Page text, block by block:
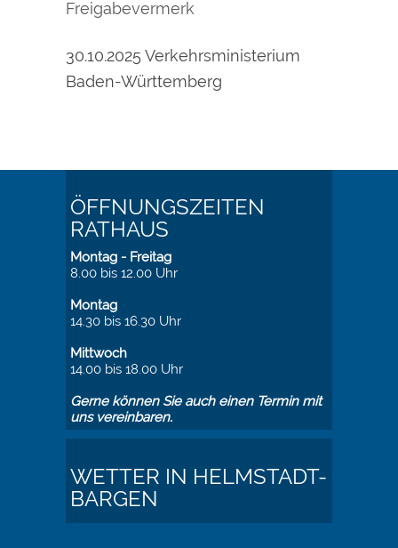
Freigabevermerk
30.10.2025 Verkehrsministerium
Baden-Württemberg
ÖFFNUNGSZEITEN
RATHAUS
Montag - Freitag
8.00 bis 12.00 Uhr
Montag
14.30 bis 16.30 Uhr
Mittwoch
14.00 bis 18.00 Uhr
Gerne können Sie auch einen Termin mit
uns vereinbaren.
WETTER IN HELMSTADT-
BARGEN